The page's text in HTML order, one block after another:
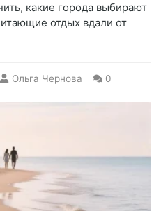
какие города выбирают
отдых вдали от
Ольга Чернова 0